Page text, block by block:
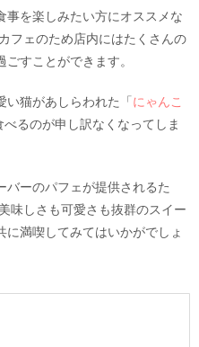
事を楽しみたい方にオススメな
フェのため店内にはたくさんの
すことができます。
い猫があしらわれた「 にゃんこ
るのが申し訳なくなってしま
バーのパフェが提供されるた
味しさも可愛さも抜群のスイー
満喫してみてはいかがでしょ